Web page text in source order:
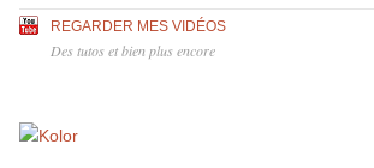
REGARDER MES VIDÉOS
Des tutos et bien plus encore